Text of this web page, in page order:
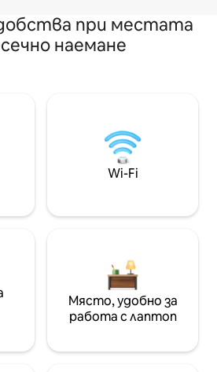
при местата
наемане
Wi-Fi
Място, удобно за
работа с лаптоп